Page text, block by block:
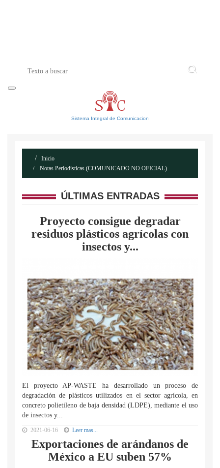
Sistema Integral de Comunicacion
Inicio
Notas Periodísticas (COMUNICADO NO OFICIAL)
ÚLTIMAS ENTRADAS
Proyecto consigue degradar
residuos plásticos agrícolas con
insectos y...
El proyecto AP-WASTE ha desarrollado un proceso de
degradación de plásticos utilizados en el sector agrícola, en
concreto polietileno de baja densidad (LDPE), mediante el uso
de insectos y...
2021-06-16 Leer mas...
Exportaciones de arándanos de
México a EU suben 57%